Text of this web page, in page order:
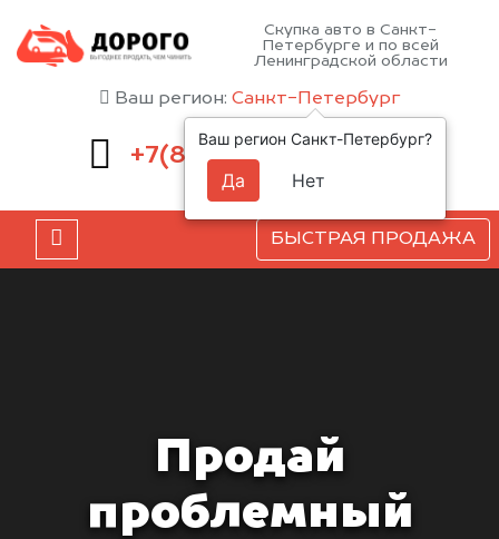
Скупка авто в Санкт-
Петербурге и по всей
Ленинградской области
Ваш регион: Санкт-Петербург
+7(812)660-51-43
БЫСТРАЯ ПРОДАЖА
Продай
проблемный
Ваш регион Санкт-Петербург?
Да Нет